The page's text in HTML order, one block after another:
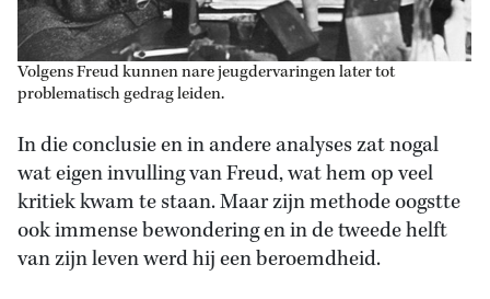
Volgens Freud kunnen nare jeugdervaringen later tot
problematisch gedrag leiden.
In die conclusie en in andere analyses zat nogal
wat eigen invulling van Freud, wat hem op veel
kritiek kwam te staan. Maar zijn methode oogstte
ook immense bewondering en in de tweede helft
van zijn leven werd hij een beroemdheid.